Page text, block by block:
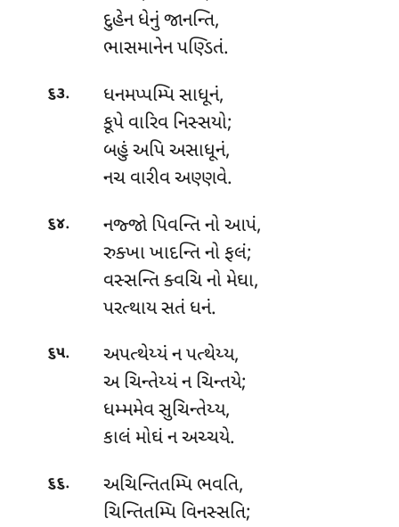
દુહેનધેનું જાનન્તિ,
ભાસમાનેન પણ્ડિતં.
૬૩.
ધનમપ્પમ્પિ સાધૂનં,
કૂપે વારિવ નિસ્સયો;
બહું અપિ અસાધૂનં,
નચ વારીવ અણ્ણવે.
૬૪.
નજ્જો પિવન્તિ નો આપં,
રુક્ખા ખાદન્તિ નો ફલં;
વસ્સન્તિ ક્વચિ નો મેઘા,
પરત્થાય સતં ધનં.
૬૫.
અપત્થેય્યં ન પત્થેય્ય,
અ ચિન્તેય્યં ન ચિન્તયે;
ધમ્મમેવ સુચિન્તેય્ય,
કાલં મોઘં ન અચ્ચયે.
૬૬.
અચિન્તિતમ્પિ ભવતિ,
ચિન્તિતમ્પિ વિનસ્સતિ;